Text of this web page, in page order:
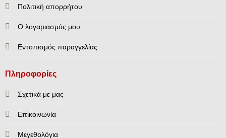
Πολιτική απορρήτου
Ο λογαριασμός μου
Εντοπισμός παραγγελίας
Πληροφορίες
Σχετικά με μας
Επικοινωνία
Mεγεθολόγια